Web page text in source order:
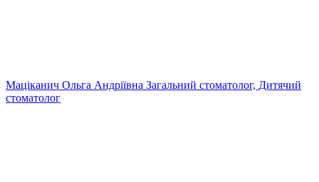
Маціканич Ольга Андріївна Загальний стоматолог, Дитячий
стоматолог